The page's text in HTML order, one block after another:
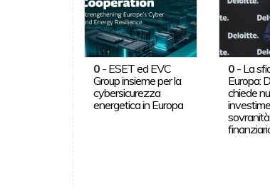
0- ESET ed EVC
Group insieme per la
cybersicurezza
energetica in Europa
0 - La
Europa:
chiede